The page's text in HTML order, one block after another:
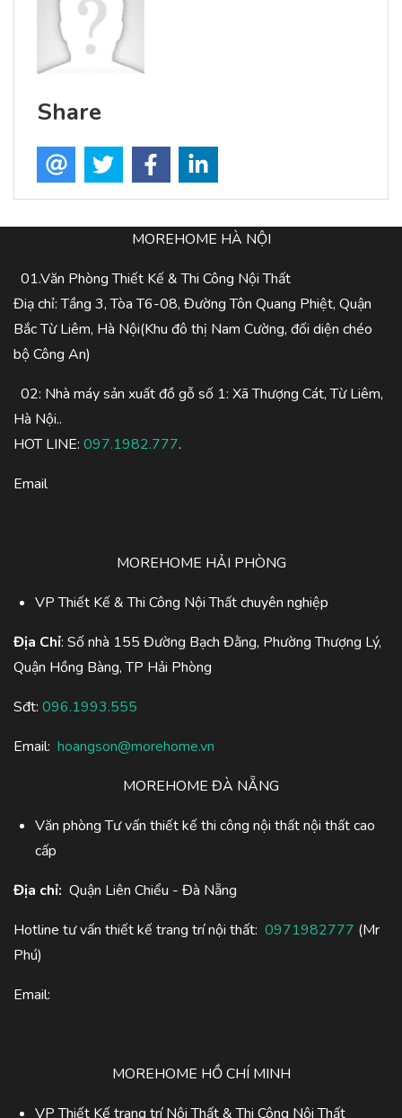
Share
MOREHOME HÀ NỘI
01.Văn Phòng Thiết Kế & Thi Công Nội Thất
Điạ chỉ: Tầng 3, Tòa T6-08, Đường Tôn Quang Phiệt, Quận
Bắc Từ Liêm, Hà Nội(Khu đô thị Nam Cường, đối diện chéo
bộ Công An)
02: Nhà máy sản xuất đồ gỗ số 1: Xã Thượng Cát, Từ Liêm,
Hà Nội..
HOT LINE: 097.1982.777.
Email
MOREHOME HẢI PHÒNG
VP Thiết Kế & Thi Công Nội Thất chuyên nghiệp
Địa Chỉ: Số nhà 155 Đường Bạch Đằng, Phường Thượng Lý,
Quận Hồng Bàng, TP Hải Phòng
Sđt: 096.1993.555
Email: hoangson@morehome.vn
MOREHOME ĐÀ NẴNG
Văn phòng Tư vấn thiết kế thi công nội thất nội thất cao
cấp
Địa chỉ: Quận Liên Chiểu - Đà Nẵng
Hotline tư vấn thiết kế trang trí nội thất: 0971982777 (Mr
Phú)
Email:
MOREHOME HỒ CHÍ MINH
VP Thiết Kế trang trí Nội Thất & Thi Công Nội Thất